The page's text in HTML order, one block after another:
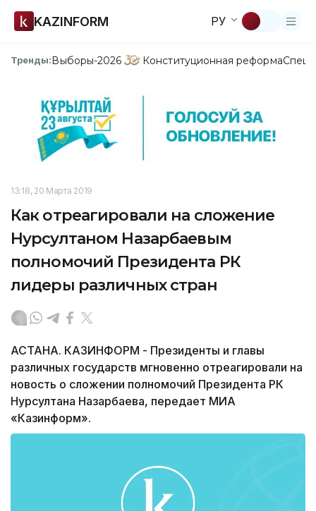
KAZINFORM РУ
Тренды:Выборы-2026 Конституционная реформа
13:18, 20 Марта 2019
Как отреагировали на сложение
Нурсултаном Назарбаевым
полномочий Президента РК
лидеры различных стран
АСТАНА. КАЗИНФОРМ - Президенты и главы
различных государств мгновенно отреагировали на
новость о сложении полномочий Президента РК
Нурсултана Назарбаева, передает МИА
«Казинформ».